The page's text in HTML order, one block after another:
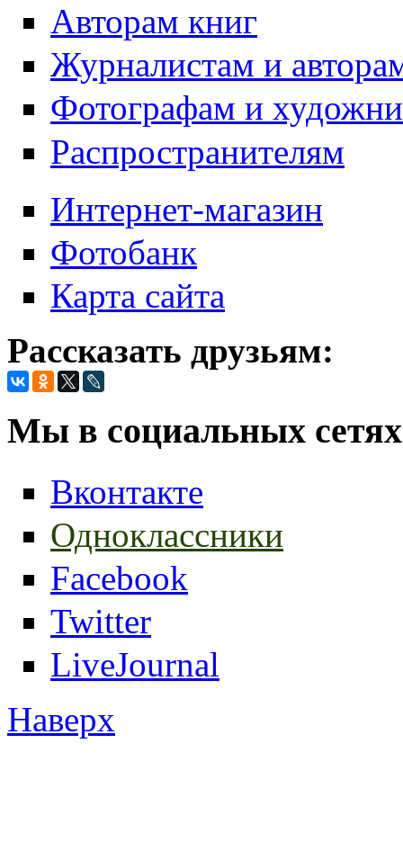
Авторам книг
Журналистам и
Фотографам и
Распространителям
Интернет-магазин
Фотобанк
Карта сайта
Рассказать друзьям:
Мы в социальных
Вконтакте
Одноклассники
Facebook
Twitter
LiveJournal
Наверх